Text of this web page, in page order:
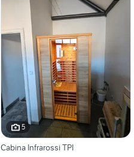
5
Cabina Infrarossi TPI